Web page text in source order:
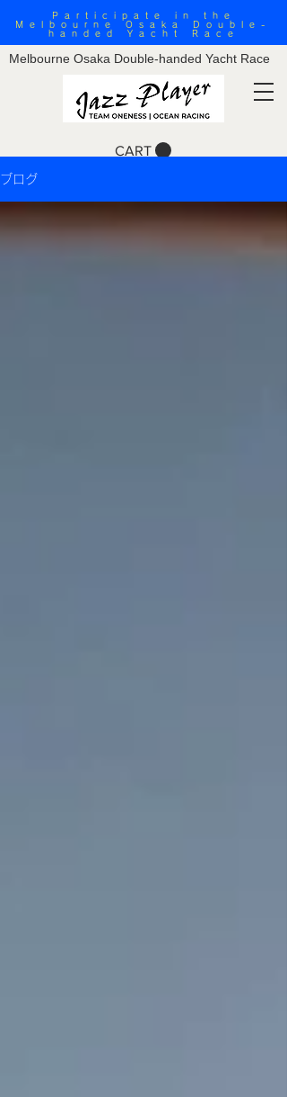
Melbourne Osaka Double-handed Yacht Race
CART
Participate in the
Melbourne Osaka Double-
handed Yacht Race
ブログ